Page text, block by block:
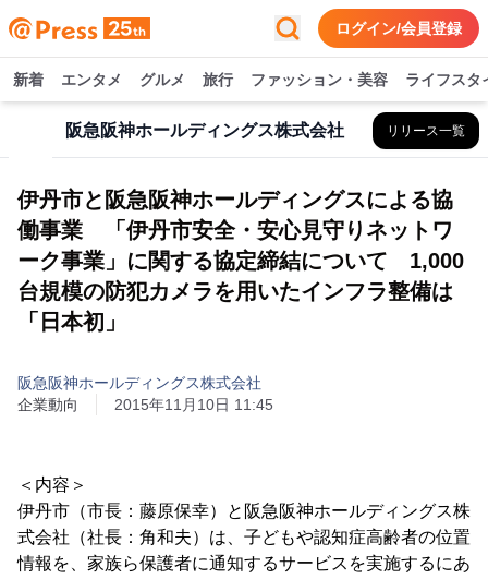
ログイン/会員登録
新着 エンタメ グルメ 旅行 ファッション・美容 ライフスタ
阪急阪神ホールディングス株式会社 リリース一覧
伊丹市と阪急阪神ホールディングスによる協
働事業 「伊丹市安全・安心見守りネットワ
ーク事業」に関する協定締結について 1,000
台規模の防犯カメラを用いたインフラ整備は
「日本初」
阪急阪神ホールディングス株式会社
企業動向
2015年11月10日 11:45
＜内容＞
伊丹市（市長：藤原保幸）と阪急阪神ホールディングス株
式会社（社長：角和夫）は、子どもや認知症高齢者の位置
情報を、家族ら保護者に通知するサービスを実施するにあ